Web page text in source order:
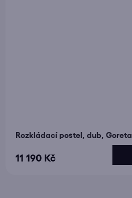
Rozkládací postel, dub, Goreta
11 190 Kč